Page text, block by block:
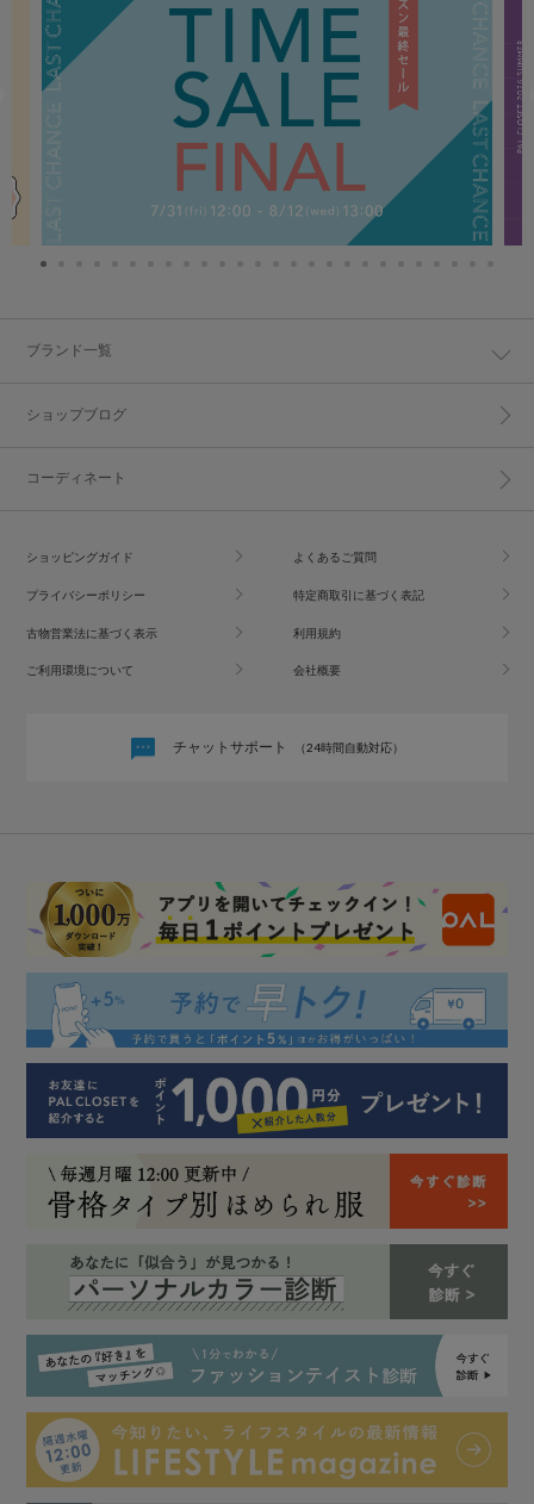
ブランド一覧
ショップブログ
コーディネート
ショッピングガイド よくあるご質問
プライバシーポリシー 特定商取引に基づく表記
古物営業法に基づく表示 利用規約
ご利用環境について 会社概要
チャットサポート （24時間自動対応）